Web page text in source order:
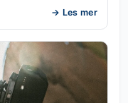
→ Les mer